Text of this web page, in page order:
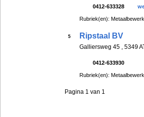
0412-633328
Rubriek(en):
5 Ripstaal BV
Galliersweg 45 , 5349
0412-633930
Rubriek(en):
Pagina 1 van 1